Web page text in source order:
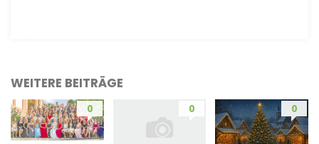
WEITERE BEITRÄGE
0 0 0